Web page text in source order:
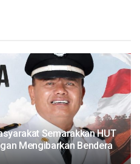
Semarakkan HUT
Mengibarkan Bendera